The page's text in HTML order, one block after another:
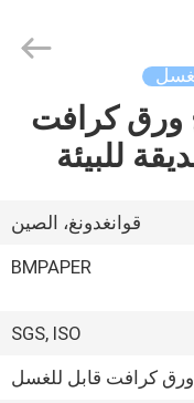
ورق كرافت
للبيئة
قوانغدونغ، الصين
BMPAPER
SGS, ISO
كرافت قابل للغسل